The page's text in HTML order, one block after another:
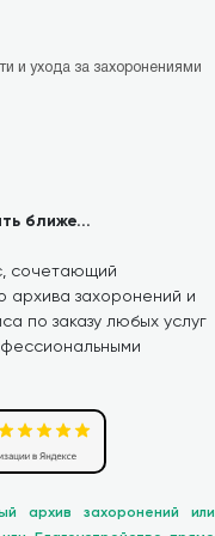
и ухода за захоронениями
ближе...
сочетающий
архива захоронений и
по заказу любых услуг
архив захоронений или